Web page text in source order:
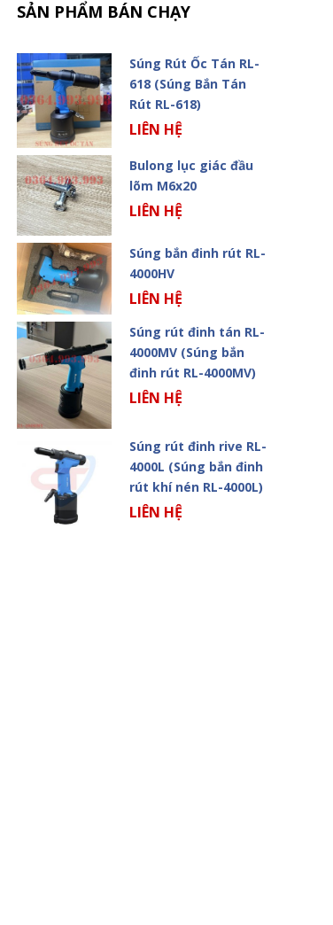
SẢN PHẨM BÁN CHẠY
Súng Rút Ốc Tán RL-
618 (Súng Bắn Tán
Rút RL-618)
LIÊN HỆ
Bulong lục giác đầu
lõm M6x20
LIÊN HỆ
Súng bắn đinh rút RL-
4000HV
LIÊN HỆ
Súng rút đinh tán RL-
4000MV (Súng bắn
đinh rút RL-4000MV)
LIÊN HỆ
Súng rút đinh rive RL-
4000L (Súng bắn đinh
rút khí nén RL-4000L)
LIÊN HỆ